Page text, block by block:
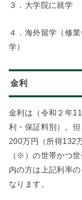
３．大学院に就学
４．海外留学（修
学）
金利
金利は（令和２年
利・保証料別）。
200万円（所得132
（※）の世帯かつ
内の方は上記利率
なります。